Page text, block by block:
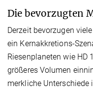
Die bevorzugten
Derzeit bevorzugen
ein Kernakkretions-
Riesenplaneten wie HD
größeres Volumen
merkliche Unterschiede